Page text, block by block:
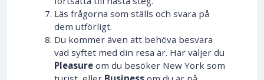
Läs frågorna som ställs och svara på
dem utförligt.
Du kommer även att behöva besvara
vad syftet med din resa är. Här väljer du
Pleasure om du besöker New York som